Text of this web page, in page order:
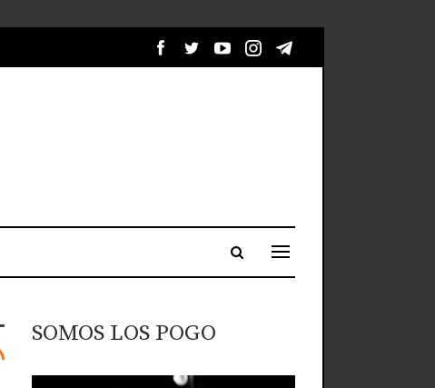
SOMOS LOS POGO